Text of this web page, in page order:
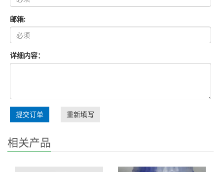
邮箱:
详细内容：
提交订单 重新填写
相关产品